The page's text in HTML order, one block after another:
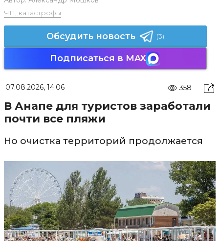
ЧП, катастрофы
Обсудить новость (3)
Подписаться в MAX
07.08.2026, 14:06 358
В Анапе для туристов заработали
почти все пляжи
Но очистка территорий продолжается